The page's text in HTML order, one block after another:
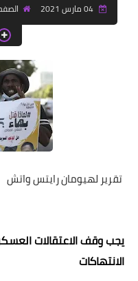
04 مارس 2021
تقرير لهيومان رايتس واتش
يجب وقف الاعتقالات
الانتهاكات